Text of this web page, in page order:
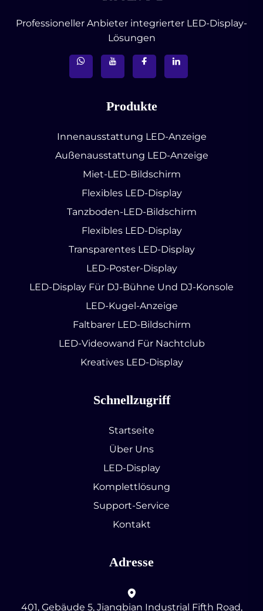
Professioneller Anbieter integrierter LED-Display-
Lösungen
Produkte
Innenausstattung LED-Anzeige
Außenausstattung LED-Anzeige
Miet-LED-Bildschirm
Flexibles LED-Display
Tanzboden-LED-Bildschirm
Flexibles LED-Display
Transparentes LED-Display
LED-Poster-Display
LED-Display Für DJ-Bühne Und DJ-Konsole
LED-Kugel-Anzeige
Faltbarer LED-Bildschirm
LED-Videowand Für Nachtclub
Kreatives LED-Display
Schnellzugriff
Startseite
Über Uns
LED-Display
Komplettlösung
Support-Service
Kontakt
Adresse
401, Gebäude 5, Jiangbian Industrial Fifth Road,